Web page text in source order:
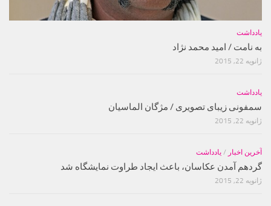
یادداشت
به نامت / امید محمد نژاد
ژانویه 22, 2015
یادداشت
سمفونی زیبای تصویری / مژگان الماسیان
ژانویه 22, 2015
آخرین اخبار / یادداشت
گردهم آمدن عکاسان، باعث ایجاد طراوت نمایشگاه شد
ژانویه 22, 2015